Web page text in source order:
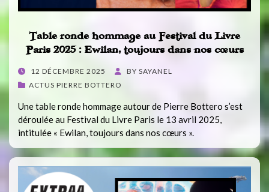
Table ronde hommage au Festival du Livre
Paris 2025 : Ewilan, toujours dans nos cœurs
POSTED
ON
12 DÉCEMBRE 2025 BY SAYANEL
ACTUS PIERRE BOTTERO
Une table ronde hommage autour de Pierre Bottero s’est
déroulée au Festival du Livre Paris le 13 avril 2025,
intitulée « Ewilan, toujours dans nos cœurs ».